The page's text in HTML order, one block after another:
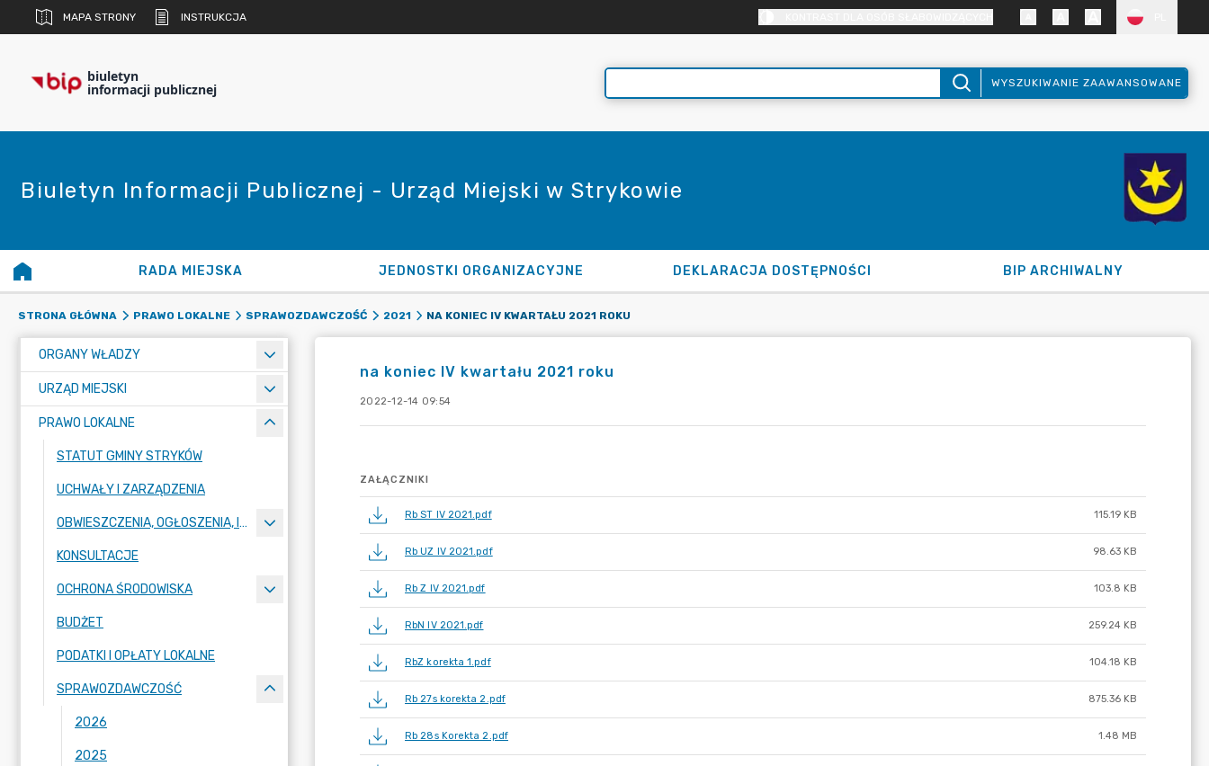
MAPA STRONY INSTRUKCJA
biuletyn
informacji publicznej WYSZUKIWANIE ZAAWANSOWANE
Biuletyn Informacji Publicznej - Urząd Miejski w Strykowie
RADA MIEJSKA JEDNOSTKI ORGANIZACYJNE DEKLARACJA DOSTĘPNOŚCI BIP ARCHIWALNY
STRONA GŁÓWNA PRAWO LOKALNE SPRAWOZDAWCZOŚĆ 2021 NA KONIEC IV KWARTAŁU 2021 ROKU
ORGANY WŁADZY
URZĄD MIEJSKI
PRAWO LOKALNE
STATUT GMINY STRYKÓW
UCHWAŁY I ZARZĄDZENIA
OBWIESZCZENIA, OGŁOSZENIA, INFORMACJE, KOMUNIKATY
KONSULTACJE
OCHRONA ŚRODOWISKA
BUDŻET
PODATKI I OPŁATY LOKALNE
SPRAWOZDAWCZOŚĆ
2026
2025
na koniec IV kwartału 2021 roku
2022-12-14 09:54
ZAŁĄCZNIKI
Rb ST IV 2021.pdf 115.19 KB
Rb UZ IV 2021.pdf 98.63 KB
Rb Z IV 2021.pdf 103.8 KB
RbN IV 2021.pdf 259.24 KB
RbZ korekta 1.pdf 104.18 KB
Rb 27s korekta 2.pdf 875.36 KB
Rb 28s Korekta 2.pdf 1.48 MB